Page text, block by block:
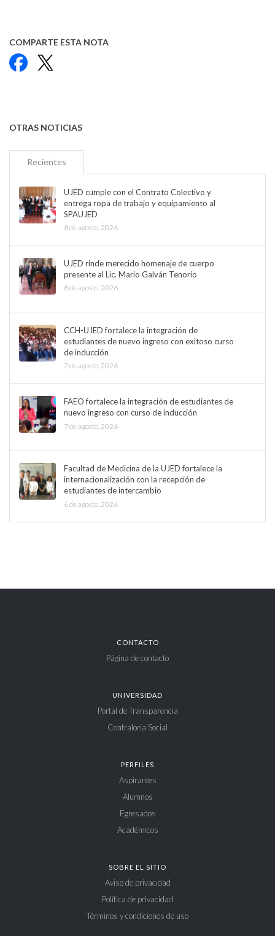
COMPARTE ESTA NOTA
Facebook
OTRAS NOTICIAS
Recientes
UJED cumple con el Contrato Colectivo y
entrega ropa de trabajo y equipamiento al
SPAUJED
8 de agosto, 2026
UJED rinde merecido homenaje de cuerpo
presente al Lic. Mario Galván Tenorio
8 de agosto, 2026
CCH-UJED fortalece la integración de
estudiantes de nuevo ingreso con exitoso curso
de inducción
7 de agosto, 2026
FAEO fortalece la integración de estudiantes de
nuevo ingreso con curso de inducción
7 de agosto, 2026
Facultad de Medicina de la UJED fortalece la
internacionalización con la recepción de
estudiantes de intercambio
6 de agosto, 2026
CONTACTO
Página de contacto
UNIVERSIDAD
Portal de Transparencia
Contraloría Social
PERFILES
Aspirantes
Alumnos
Egresados
Académicos
SOBRE EL SITIO
Aviso de privacidad
Política de privacidad
Términos y condiciones de uso